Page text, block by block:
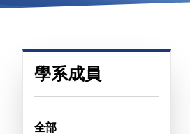
學系成員
全部